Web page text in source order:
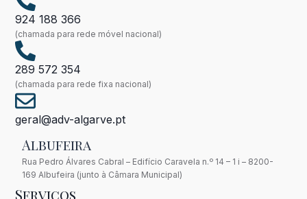
924 188 366
(chamada para rede móvel nacional)
289 572 354
(chamada para rede fixa nacional)
geral@adv-algarve.pt
Albufeira
Rua Pedro Álvares Cabral – Edifício Caravela n.º 14 – 1 i – 8200-
169 Albufeira (junto à Câmara Municipal)
Serviços